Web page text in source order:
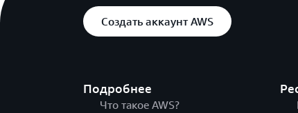
Создать аккаунт AWS
Подробнее
Что такое AWS?